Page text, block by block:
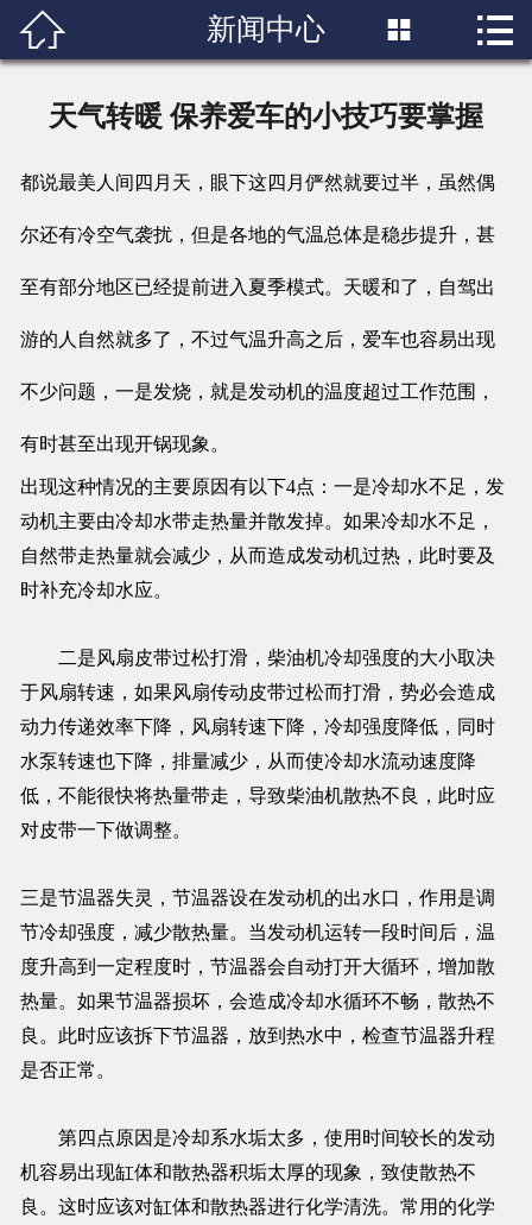
 首页
成功案例
行业知识
人才招聘
 新闻中心  
天气转暖 保养爱车的小技巧要掌握
都说最美人间四月天，眼下这四月俨然就要过半，虽然偶
尔还有冷空气袭扰，但是各地的气温总体是稳步提升，甚
至有部分地区已经提前进入夏季模式。天暖和了，自驾出
游的人自然就多了，不过气温升高之后，爱车也容易出现
不少问题，一是发烧，就是发动机的温度超过工作范围，
有时甚至出现开锅现象。
出现这种情况的主要原因有以下4点：一是冷却水不足，发
动机主要由冷却水带走热量并散发掉。如果冷却水不足，
自然带走热量就会减少，从而造成发动机过热，此时要及
时补充冷却水应。
二是风扇皮带过松打滑，柴油机冷却强度的大小取决
于风扇转速，如果风扇传动皮带过松而打滑，势必会造成
动力传递效率下降，风扇转速下降，冷却强度降低，同时
水泵转速也下降，排量减少，从而使冷却水流动速度降
低，不能很快将热量带走，导致柴油机散热不良，此时应
对皮带一下做调整。
三是节温器失灵，节温器设在发动机的出水口，作用是调
节冷却强度，减少散热量。当发动机运转一段时间后，温
度升高到一定程度时，节温器会自动打开大循环，增加散
热量。如果节温器损坏，会造成冷却水循环不畅，散热不
良。此时应该拆下节温器，放到热水中，检查节温器升程
是否正常。
第四点原因是冷却系水垢太多，使用时间较长的发动
机容易出现缸体和散热器积垢太厚的现象，致使散热不
良。这时应该对缸体和散热器进行化学清洗。常用的化学